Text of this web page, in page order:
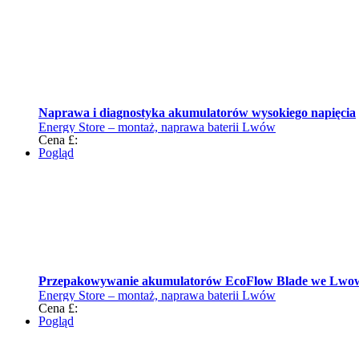
Naprawa i diagnostyka akumulatorów wysokiego napięcia
Energy Store – montaż, naprawa baterii Lwów
Cena £:
Pogląd
Przepakowywanie akumulatorów EcoFlow Blade we
Energy Store – montaż, naprawa baterii Lwów
Cena £:
Pogląd